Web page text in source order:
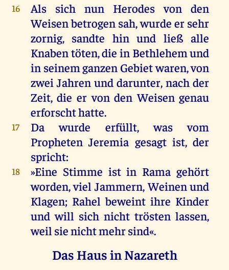
16 Als sich nun Herodes von den
Weisenbetrogen sah,wurde er sehr
zornig, sandte hin und ließ alle
Knabentöten,die in Bethlehemund
in seinemganzen Gebietwaren,von
zwei Jahren und darunter,nach der
Zeit,die er von den Weisengenau
erforschthatte.
17 Da wurde erfüllt,was
vom
Propheten Jeremia gesagt ist,der
spricht:
18 »Eine Stimme ist in Ramagehört
worden,viel Jammern,Weinenund
Klagen; Rahel beweintihre Kinder
und will sich nicht trösten lassen,
weil sienichtmehrsind«.
Das Haus in Nazareth